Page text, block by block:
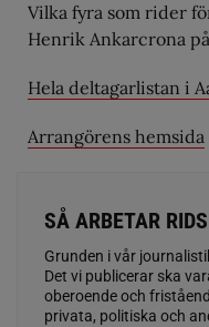
Vilka fyra som rider
Henrik Ankarcrona
Hela deltagarlistan i
Arrangörens hemsida
SÅ ARBETAR
Grunden i vår
Det vi publicerar ska
oberoende och
privata, politiska och